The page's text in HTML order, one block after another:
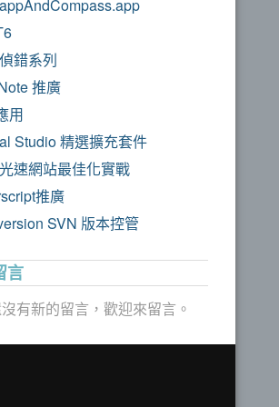
錯系列
推廣
用
Studio 精選擴充套件
速網站最佳化實戰
推廣
SVN 版本控管
言
有新的留言，歡迎來留言。